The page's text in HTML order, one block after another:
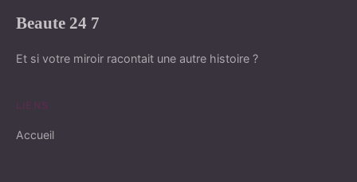
Beaute 24 7
Et si votre miroir racontait une autre histoire ?
LIENS
Accueil